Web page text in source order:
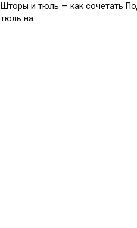
Шторы и тюль — как сочетать
тюль на